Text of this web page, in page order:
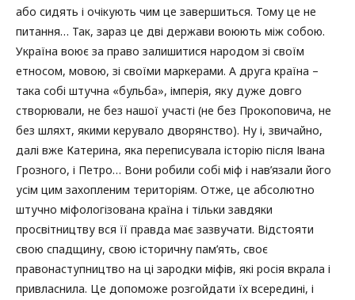
або сидять і очікують чим це завершиться. Тому це не
питання… Так, зараз це дві держави воюють між собою.
Україна воює за право залишитися народом зі своїм
етносом, мовою, зі своїми маркерами. А друга країна –
така собі штучна «бульба», імперія, яку дуже довго
створювали, не без нашої участі (не без Прокоповича, не
без шляхт, якими керувало дворянство). Ну і, звичайно,
далі вже Катерина, яка переписувала історію після Івана
Грозного, і Петро… Вони робили собі міф і нав’язали його
усім цим захопленим територіям. Отже, це абсолютно
штучно міфологізована країна і тільки завдяки
просвітництву вся її правда має зазвучати. Відстояти
свою спадщину, свою історичну пам’ять, своє
правонаступництво на ці зародки міфів, які росія вкрала і
привласнила. Це допоможе розгойдати їх всередині, і